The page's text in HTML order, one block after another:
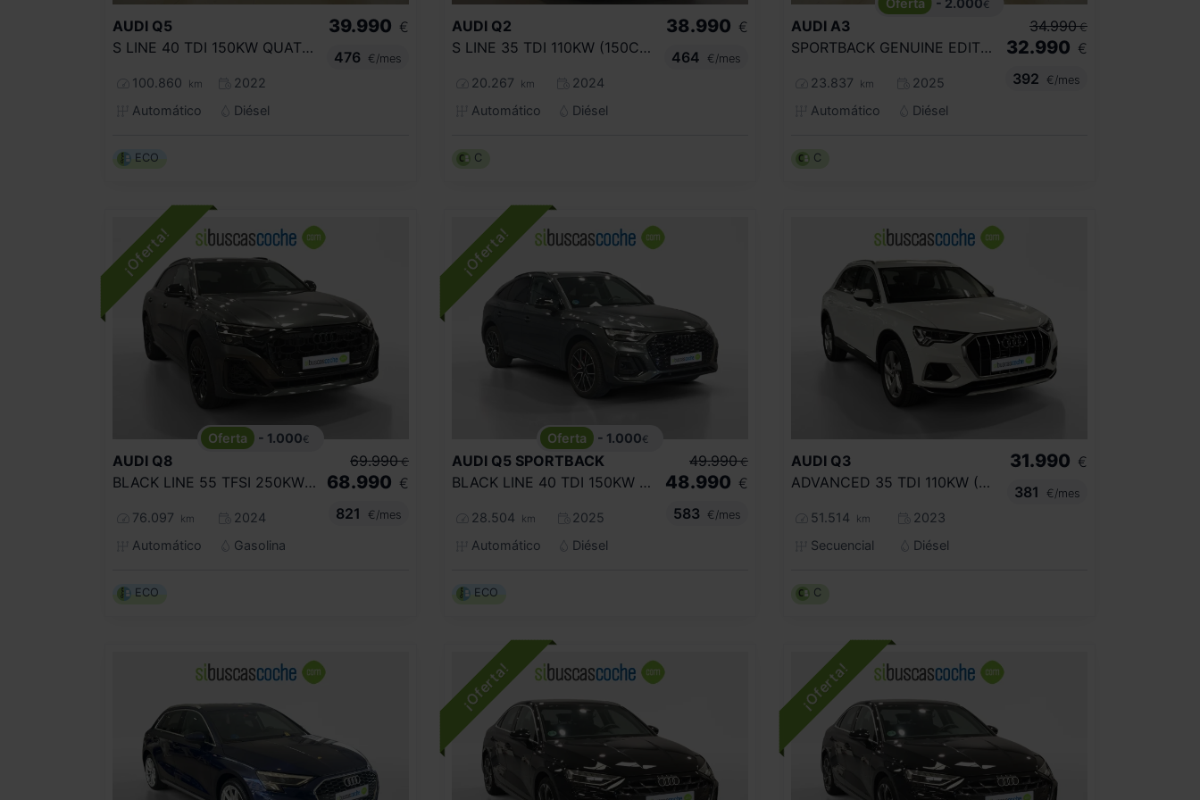
AUDI Q5
S LINE 40 TDI 150KW QUATTRO ULTRA
100.860 km
2022
Automático
Diésel
39.990 €
476
€/mes
ECO
AUDI Q2
S LINE 35 TDI 110KW (150CV) S TRONIC
20.267 km
2024
Automático
Diésel
38.990 €
464
€/mes
C
€
AUDI A3
SPORTBACK GENUINE EDITION TDI 110KW S TR
23.837 km
2025
Automático
Diésel
34.990 €
32.990 €
392
€/mes
C
- 1.000€
AUDI Q8
BLACK LINE 55 TFSI 250KW QUATTRO TIPTRON
76.097 km
2024
Automático
Gasolina
69.990 €
68.990 €
821
€/mes
ECO
- 1.000€
AUDI Q5 SPORTBACK
BLACK LINE 40 TDI 150KW QUATTRO ULTRA
28.504 km
2025
Automático
Diésel
49.990 €
48.990 €
583
€/mes
ECO
AUDI Q3
ADVANCED 35 TDI 110KW (150CV) S TRONIC
51.514 km
2023
Secuencial
Diésel
31.990 €
381
€/mes
C